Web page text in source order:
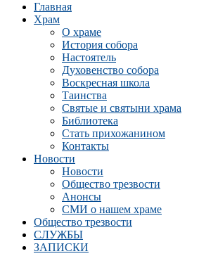
Главная
Храм
О храме
История собора
Настоятель
Духовенство собора
Воскресная школа
Таинства
Святые и святыни храма
Библиотека
Стать прихожанином
Контакты
Новости
Новости
Общество трезвости
Анонсы
СМИ о нашем храме
Общество трезвости
СЛУЖБЫ
ЗАПИСКИ